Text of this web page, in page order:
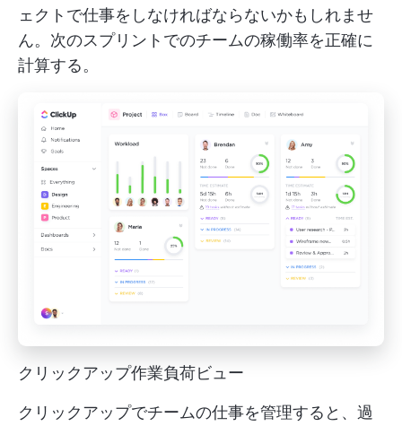
ェクトで仕事をしなければならないかもしれませ
ん。次のスプリントでのチームの稼働率を正確に
計算する。
クリックアップ作業負荷ビュー
クリックアップでチームの仕事を管理すると、過